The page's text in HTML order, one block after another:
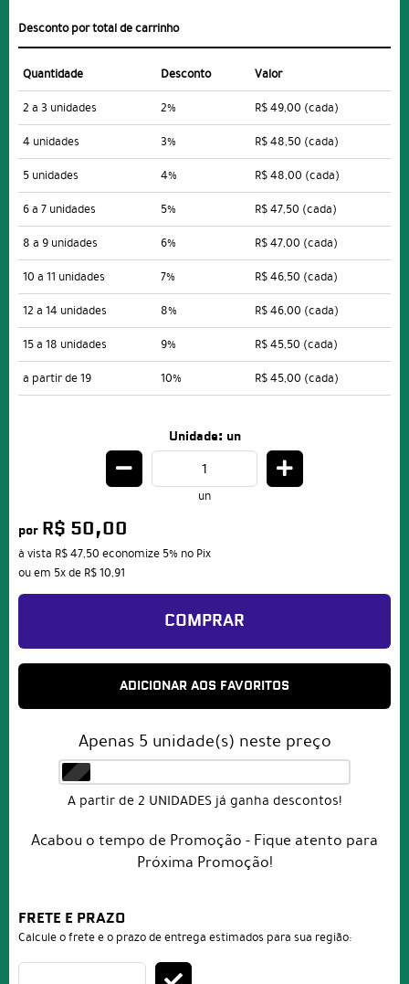
Desconto por total de carrinho
Quantidade Desconto
Valor
2 a 3 unidades
2% R$ 49,00 (cada)
4 unidades
3% R$ 48,50 (cada)
5 unidades
4% R$ 48,00 (cada)
6 a 7 unidades
5% R$ 47,50 (cada)
8 a 9 unidades
6% R$ 47,00 (cada)
10 a 11 unidades
7% R$ 46,50 (cada)
12 a 14 unidades
8% R$ 46,00 (cada)
15 a 18 unidades
9% R$ 45,50 (cada)
a partir de 19
10% R$ 45,00 (cada)
Unidade: un
un
por R$ 50,00
à vista R$ 47,50 economize 5% no Pix
ou em 5xde R$ 10,91
COMPRAR
ADICIONAR AOS FAVORITOS
Apenas 5 unidade(s) neste preço
A partir de 2 UNIDADES já ganha descontos!
Acabou o tempo de Promoção - Fique atento para
Próxima Promoção!
FRETE E PRAZO
Calcule o frete e o prazo de entrega estimados para sua região: